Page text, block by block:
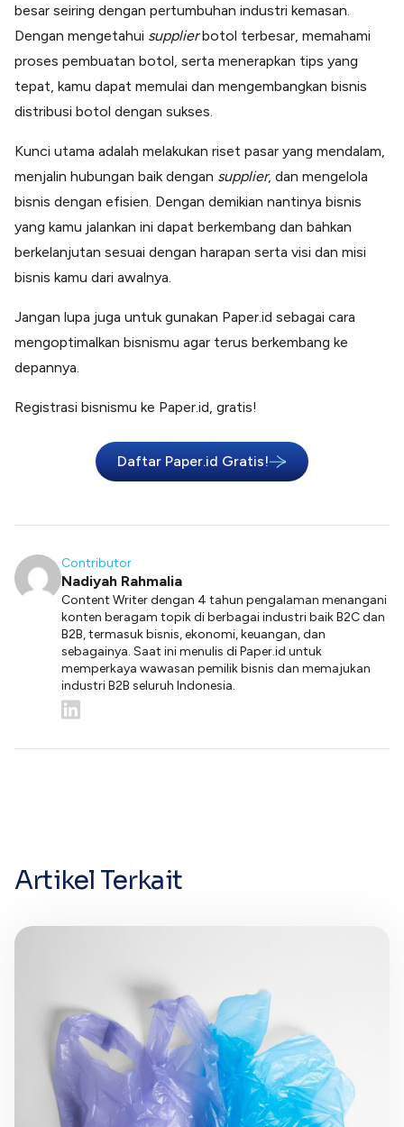
besar seiring dengan pertumbuhan industri kemasan.
Dengan mengetahui supplierbotol terbesar, memahami
proses pembuatan botol, serta menerapkan tips yang
tepat, kamu dapat memulai dan mengembangkan bisnis
distribusi botol dengan sukses.
Kunci utama adalah melakukan riset pasar yang mendalam,
menjalin hubungan baik dengan supplier, dan mengelola
bisnis dengan efisien. Dengan demikian nantinya bisnis
yang kamu jalankan ini dapat berkembang dan bahkan
berkelanjutan sesuai dengan harapan serta visi dan misi
bisnis kamu dari awalnya.
Jangan lupa juga untuk gunakan Paper.id sebagai cara
mengoptimalkan bisnismu agar terus berkembang ke
depannya.
Registrasi bisnismu ke Paper.id, gratis!
Daftar Paper.id Gratis!
Contributor
Nadiyah Rahmalia
Content Writer dengan 4 tahun pengalaman menangani
konten beragam topik di berbagai industri baik B2C dan
B2B, termasuk bisnis, ekonomi, keuangan, dan
sebagainya. Saat ini menulis di Paper.id untuk
memperkaya wawasan pemilik bisnis dan memajukan
industri B2B seluruh Indonesia.
Artikel Terkait